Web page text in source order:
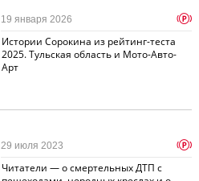
Истории Сорокина из рейтинг-теста
2025. Тульская область и Мото-Авто-
Арт
19 января 2026 p
Читатели — о смертельных ДТП с
29 июля 2023 p